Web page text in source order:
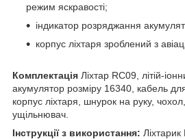
режим яскравості;
індикатор розряджання
корпус ліхтаря зроблений з
Комплектація Ліхтар RC09, літій-
акумулятор розміру 16340, кабель
корпус ліхтаря, шнурок на руку,
ущільнювач.
Інструкції з використання: